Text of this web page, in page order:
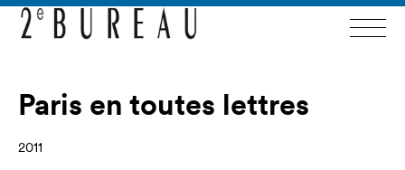
Paris en toutes lettres
2011